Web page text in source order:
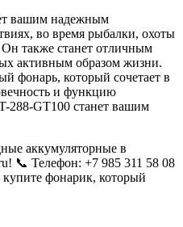
вашим надежным
во время рыбалки, охоты
также станет отличным
активным образом жизни.
фонарь, который сочетает в
и функцию
288-GT100 станет вашим
аккумуляторные в
📞 Телефон: +7 985 311 58 08
фонарик, который